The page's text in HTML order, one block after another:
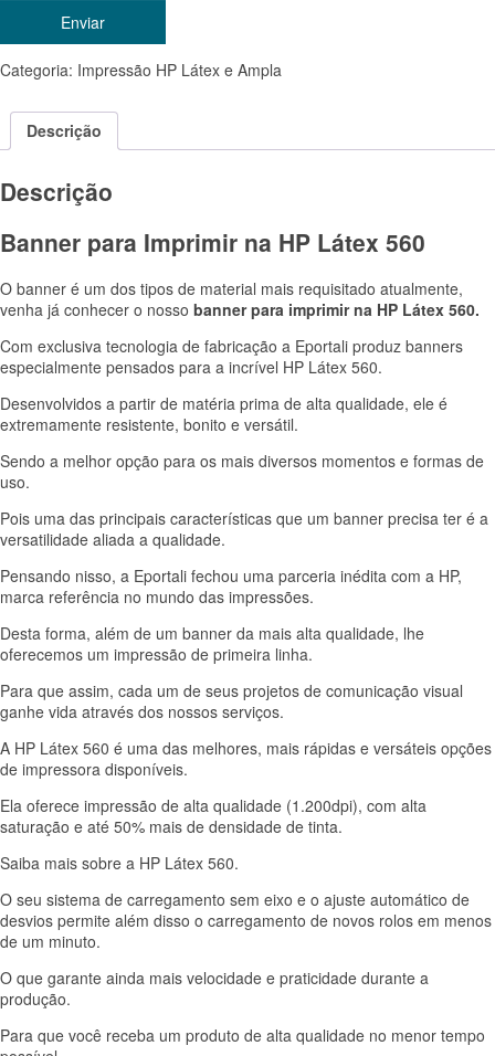
Categoria: Impressão HP Látex e Ampla
Descrição
Descrição
Banner para Imprimir na HP Látex 560
O banner é um dos tipos de material mais requisitado atualmente,
venha já conhecer o nosso banner para imprimir na HP Látex 560.
Com exclusiva tecnologia de fabricação a Eportali produz banners
especialmente pensados para a incrível HP Látex 560.
Desenvolvidos a partir de matéria prima de alta qualidade, ele é
extremamente resistente, bonito e versátil.
Sendo a melhor opção para os mais diversos momentos e formas de
uso.
Pois uma das principais características que um banner precisa ter é a
versatilidade aliada a qualidade.
Pensando nisso, a Eportali fechou uma parceria inédita com a HP,
marca referência no mundo das impressões.
Desta forma, além de um banner da mais alta qualidade, lhe
oferecemos um impressão de primeira linha.
Para que assim, cada um de seus projetos de comunicação visual
ganhe vida através dos nossos serviços.
A HP Látex 560 é uma das melhores, mais rápidas e versáteis opções
de impressora disponíveis.
Ela oferece impressão de alta qualidade (1.200dpi), com alta
saturação e até 50% mais de densidade de tinta.
Saiba mais sobre a HP Látex 560.
O seu sistema de carregamento sem eixo e o ajuste automático de
desvios permite além disso o carregamento de novos rolos em menos
de um minuto.
O que garante ainda mais velocidade e praticidade durante a
produção.
Para que você receba um produto de alta qualidade no menor tempo